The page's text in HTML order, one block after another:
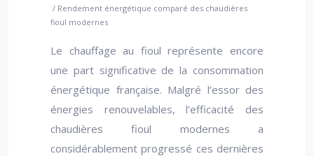
/ Rendement énergétique comparé des chaudières
fioul modernes
Le chauffage au fioul représente encore
une part significative de la consommation
énergétique française. Malgré l’essor des
énergies renouvelables, l’efficacité des
chaudières fioul modernes a
considérablement progressé ces dernières